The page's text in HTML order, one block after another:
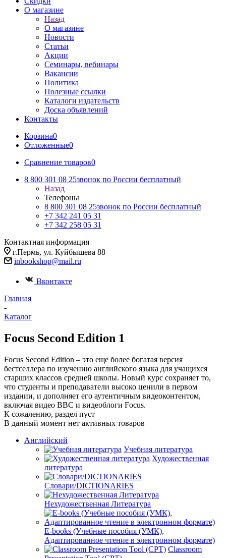
О магазине
Назад
О магазине
Новости
Статьи
Акции
Семинары, вебинары
Вакансии
Политика
Полезные ссылки
Каталоги издательств
Доска объявлений
Контакты
Корзина0
Отложенные0
Сравнение товаров0
8 800 301 08 25звонок по России бесплатный
Назад
Телефоны
8 800 301 08 25звонок по России бесплатный
+7 342 241 05 31
+7 342 258 05 31
Контактная информация
г.Пермь, ул. Куйбышева 88
inbookshop@mail.ru
Вконтакте
Главная
-
Каталог
Focus Second Edition 1
Focus Second Edition – это еще более богатая версия
бестселлера по изучению английского языка для учащихся
старших классов средней школы. Новый курс сохраняет то,
что студенты и преподаватели высоко ценили в первом
издании, и дополняет его аутентичным видеоконтентом,
включая видео BBC и видеоблоги Focus.
К сожалению, раздел пуст
В данный момент нет активных товаров
Английский
Учебная литература
Художественная
литература
Словари/DICTIONARIES
Нехудожественная Литература
E-books (Учебные пособия (УМК),
Адаптированное чтение в электронном формате)
Classroom